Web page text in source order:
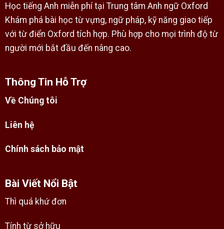
Học tiếng Anh miễn phí tại Trung tâm Anh ngữ Oxford
Khám phá bài học từ vựng, ngữ pháp, kỹ năng giao tiếp
với từ điển Oxford tích hợp. Phù hợp cho mọi trình độ từ
người mới bắt đầu đến nâng cao.
Thông Tin Hỗ Trợ
Về Chúng tôi
Liên hệ
Chính sách bảo mật
Bài Viết Nổi Bật
Thì quá khứ đơn
Tính từ sở hữu